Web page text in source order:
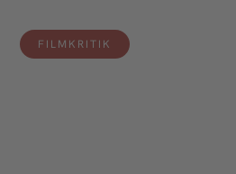
FILMKRITIK